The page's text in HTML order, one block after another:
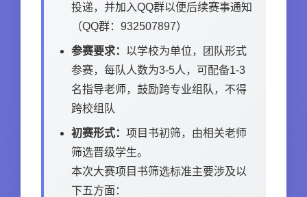
投递，并加入QQ群以便后续赛事通知
（QQ群：932507897）
参赛要求： 以学校为单位，团队形式
参赛，每队人数为3-5人，可配备1-3
名指导老师，鼓励跨专业组队，不得
跨校组队
初赛形式： 项目书初筛，由相关老师
筛选晋级学生。
本次大赛项目书筛选标准主要涉及以
下五方面：